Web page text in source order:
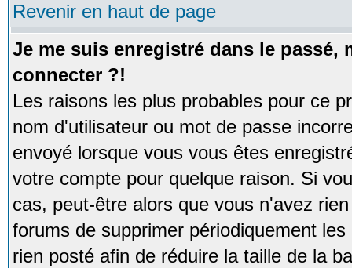
Revenir en haut de page
Je me suis enregistré dans le passé,
connecter ?!
Les raisons les plus probables pour ce
nom d'utilisateur ou mot de passe
envoyé lorsque vous vous êtes
votre compte pour quelque raison. Si
cas, peut-être alors que vous n'avez
forums de supprimer périodiquement
rien posté afin de réduire la taille de la